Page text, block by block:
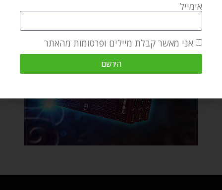
אימייל
אני מאשר קבלת מיילים ופרסומות מהאתר
הירשם